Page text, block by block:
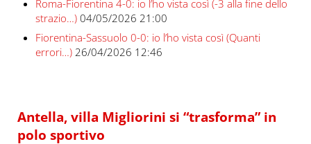
Roma-Fiorentina 4-0: io l’ho vista così (-3 alla fine dello
strazio…) 04/05/2026 21:00
Fiorentina-Sassuolo 0-0: io l’ho vista così (Quanti
errori…) 26/04/2026 12:46
Antella, villa Migliorini si “trasforma” in
polo sportivo